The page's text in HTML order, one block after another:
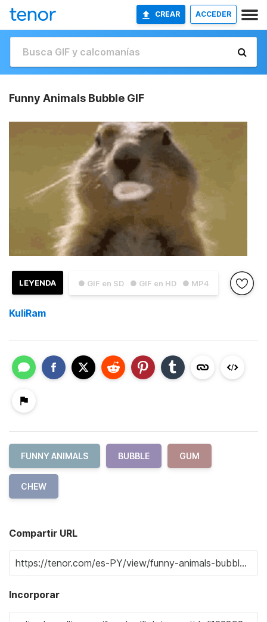
CREAR ACCEDER
Funny Animals Bubble GIF
● GIF en SD ● GIF en HD ● MP4
LEYENDA
KuliRam
FUNNY ANIMALS BUBBLE GUM
CHEW
Compartir URL
Incorporar